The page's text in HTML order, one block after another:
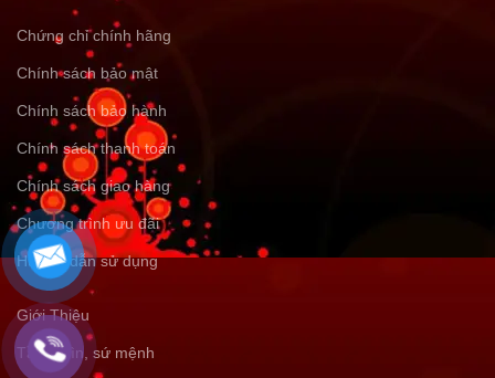
Chứng chỉ chính hãng
Chính sách bảo mật
Chính sách bảo hành
Chính sách thanh toán
Chính sách giao hàng
Chương trình ưu đãi
Hướng dẫn sử dụng
Giới Thiệu
Tầm nhìn, sứ mệnh